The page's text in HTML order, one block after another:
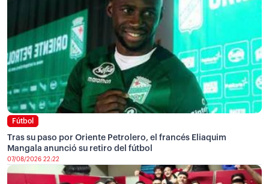
Fútbol
Tras su paso por Oriente Petrolero, el francés Eliaquim
Mangala anunció su retiro del fútbol
07/08/2026 22:22